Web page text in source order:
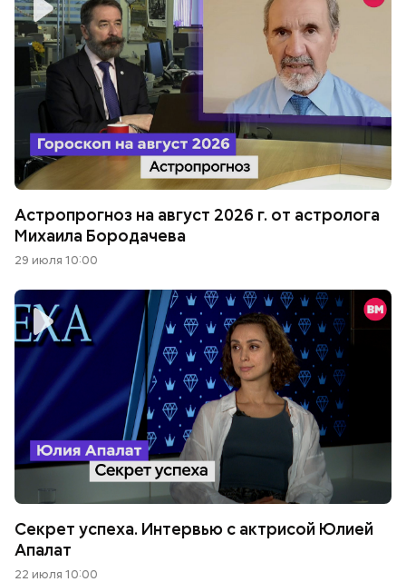
Астропрогноз на август 2026 г. от астролога
Михаила Бородачева
29 июля 10:00
Секрет успеха. Интервью с актрисой Юлией
Апалат
22 июля 10:00